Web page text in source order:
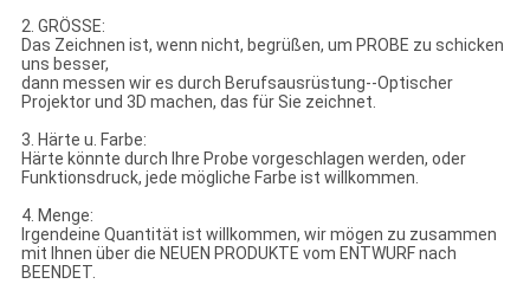
2. GRÖSSE:
Das Zeichnen ist, wenn nicht, begrüßen, um PROBE zu schicken
uns besser,
dann messen wir es durch Berufsausrüstung--Optischer
Projektor und 3D machen, das für Sie zeichnet.
3. Härte u. Farbe:
Härte könnte durch Ihre Probe vorgeschlagen werden, oder
Funktionsdruck, jede mögliche Farbe ist willkommen.
4. Menge:
Irgendeine Quantität ist willkommen, wir mögen zu zusammen
mit Ihnen über die NEUEN PRODUKTE vom ENTWURF nach
BEENDET.